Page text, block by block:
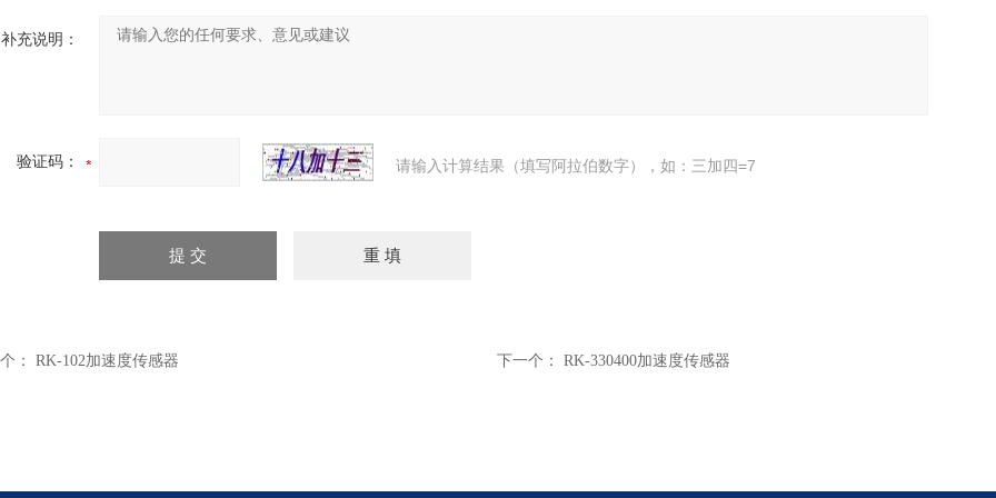
补充说明：
验证码： 请输入计算结果（填写阿拉伯数字），如：三加四=7
： RK-102加速度传感器 下一个： RK-330400加速度传感器